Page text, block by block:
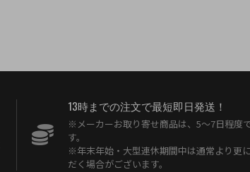
13時までの注文で最短即日発送！
※メーカーお取り寄せ商品は、5〜7日程度
す。
※年末年始・大型連休期間中は通常より更
だく場合がございます。